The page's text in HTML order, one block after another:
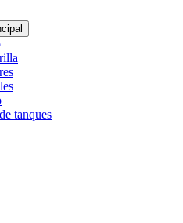
tanques